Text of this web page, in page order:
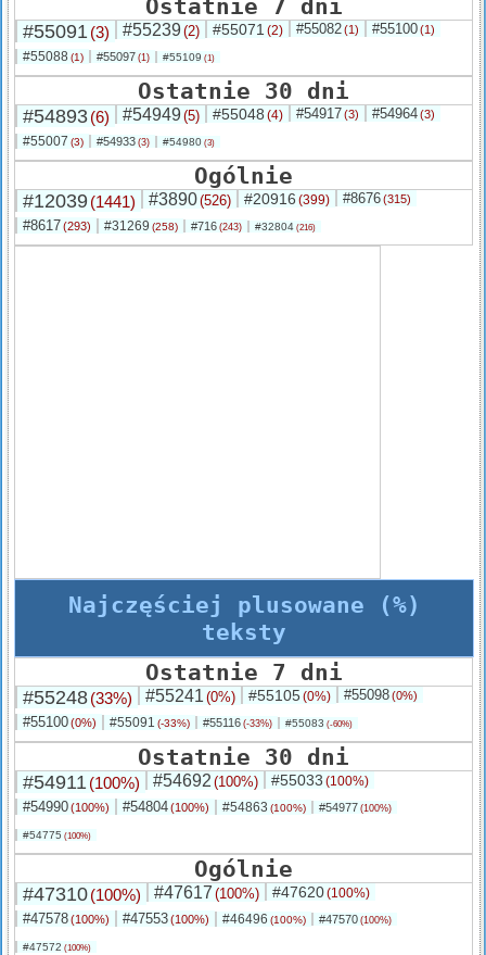
Ostatnie 7 dni
#55091(3) #55239(2) #55071 (2) #55082(1) #55100(1)
#55088 (1) #55097 (1) #55109 (1)
Ostatnie 30 dni
#54893(6) #54949(5) #55048 (4) #54917(3) #54964(3)
#55007 (3) #54933 (3) #54980 (3)
Ogólnie
#12039(1441) #3890(526) #20916 (399) #8676(315)
#8617(293) #31269 (258) #716 (243) #32804 (216)
Najczęściej plusowane (%)
teksty
Ostatnie 7 dni
#55248(33%) #55241 (0%) #55105(0%) #55098(0%)
#55100(0%) #55091 (-33%) #55116 (-33%) #55083 (-60%)
Ostatnie 30 dni
#54911(100%) #54692 (100%) #55033 (100%)
#54990(100%) #54804(100%) #54863 (100%) #54977 (100%)
#54775 (100%)
Ogólnie
#47310(100%) #47617 (100%) #47620(100%)
#47578(100%) #47553(100%) #46496 (100%) #47570 (100%)
#47572 (100%)